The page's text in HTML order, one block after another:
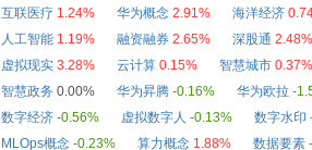
互联医疗 1.24% 华为概念 2.91% 海洋经济
人工智能 1.19% 融资融券 2.65% 深股通 2.48%
虚拟现实 3.28% 云计算 0.15% 智慧城市 0.37%
智慧政务 0.00% 华为昇腾 -0.16% 华为欧拉 -
数字经济 -0.56% 虚拟数字人 -0.13% 数字水印
MLOps概念 -0.23% 算力概念 1.88% 数据要素